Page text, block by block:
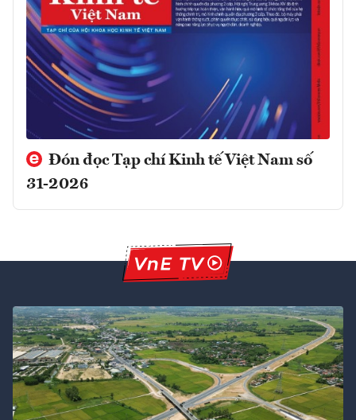
Đón đọc Tạp chí Kinh tế Việt Nam số
31-2026